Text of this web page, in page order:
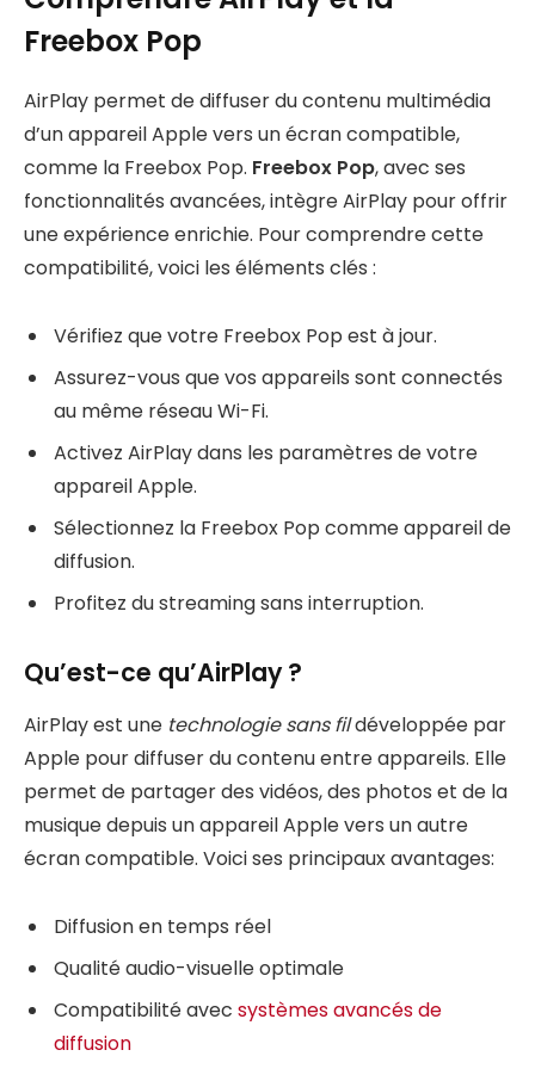
Freebox Pop
AirPlay permet de diffuser du contenu multimédia
d’un appareil Apple vers un écran compatible,
comme la Freebox Pop. Freebox Pop, avec ses
fonctionnalités avancées, intègre AirPlay pour offrir
une expérience enrichie. Pour comprendre cette
compatibilité, voici les éléments clés :
Vérifiez que votre Freebox Pop est à jour.
Assurez-vous que vos appareils sont connectés
au même réseau Wi-Fi.
Activez AirPlay dans les paramètres de votre
appareil Apple.
Sélectionnez la Freebox Pop comme appareil de
diffusion.
Profitez du streaming sans interruption.
Qu’est-ce qu’AirPlay ?
AirPlay est une technologie sans fildéveloppée par
Apple pour diffuser du contenu entre appareils. Elle
permet de partager des vidéos, des photos et de la
musique depuis un appareil Apple vers un autre
écran compatible. Voici ses principaux avantages:
Diffusion en temps réel
Qualité audio-visuelle optimale
Compatibilité avec systèmes avancés de
diffusion